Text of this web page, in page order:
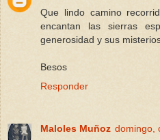
Que lindo camino
encantan las sierras
generosidad y sus
Besos
Responder
Maloles Muñoz domingo,